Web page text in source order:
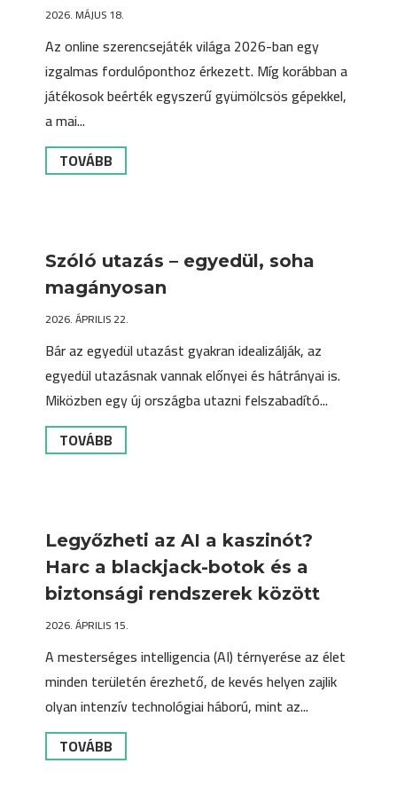
2026. MÁJUS 18.
Az online szerencsejáték világa 2026-ban egy
izgalmas fordulóponthoz érkezett. Míg korábban a
játékosok beérték egyszerű gyümölcsös gépekkel,
a mai...
TOVÁBB
Szóló utazás – egyedül, soha
magányosan
2026. ÁPRILIS 22.
Bár az egyedül utazást gyakran idealizálják, az
egyedül utazásnak vannak előnyei és hátrányai is.
Miközben egy új országba utazni felszabadító...
TOVÁBB
Legyőzheti az AI a kaszinót?
Harc a blackjack-botok és a
biztonsági rendszerek között
2026. ÁPRILIS 15.
A mesterséges intelligencia (AI) térnyerése az élet
minden területén érezhető, de kevés helyen zajlik
olyan intenzív technológiai háború, mint az...
TOVÁBB